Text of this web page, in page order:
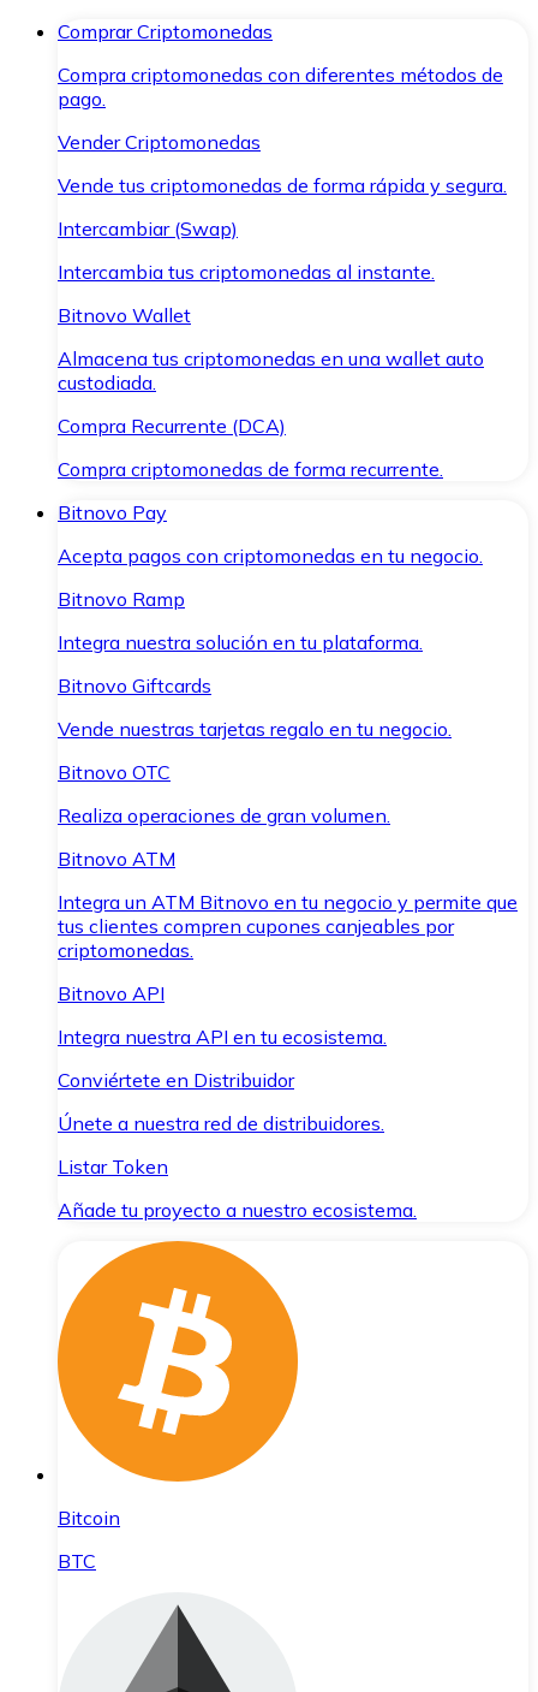
Comprar Criptomonedas
Compra criptomonedas con diferentes métodos de
pago.
Vender Criptomonedas
Vende tus criptomonedas de forma rápida y segura.
Intercambiar (Swap)
Intercambia tus criptomonedas al instante.
Bitnovo Wallet
Almacena tus criptomonedas en una wallet auto
custodiada.
Compra Recurrente (DCA)
Compra criptomonedas de forma recurrente.
Bitnovo Pay
Acepta pagos con criptomonedas en tu negocio.
Bitnovo Ramp
Integra nuestra solución en tu plataforma.
Bitnovo Giftcards
Vende nuestras tarjetas regalo en tu negocio.
Bitnovo OTC
Realiza operaciones de gran volumen.
Bitnovo ATM
Integra un ATM Bitnovo en tu negocio y permite que
tus clientes compren cupones canjeables por
criptomonedas.
Bitnovo API
Integra nuestra API en tu ecosistema.
Conviértete en Distribuidor
Únete a nuestra red de distribuidores.
Listar Token
Añade tu proyecto a nuestro ecosistema.
Bitcoin
BTC